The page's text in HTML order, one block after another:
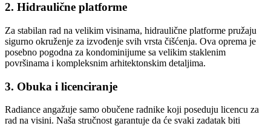
2. Hidraulične platforme
Za stabilan rad na velikim visinama, hidraulične platforme pružaju
sigurno okruženje za izvođenje svih vrsta čišćenja. Ova oprema je
posebno pogodna za kondominijume sa velikim staklenim
površinama i kompleksnim arhitektonskim detaljima.
3. Obuka i licenciranje
Radiance angažuje samo obučene radnike koji poseduju licencu za
rad na visini. Naša stručnost garantuje da će svaki zadatak biti